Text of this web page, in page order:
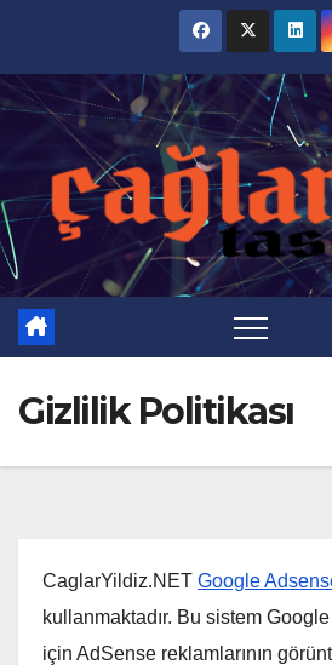
content
Gizlilik Politikası
CaglarYildiz.NET Google
kullanmaktadır. Bu sistem
için AdSense reklamlarının